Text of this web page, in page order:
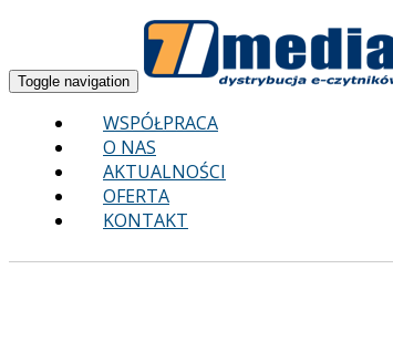
Toggle navigation
WSPÓŁPRACA
O NAS
AKTUALNOŚCI
OFERTA
KONTAKT